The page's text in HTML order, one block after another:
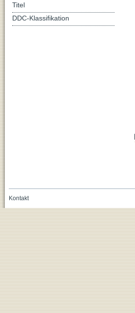
Titel
DDC-Klassifikation
Kontakt